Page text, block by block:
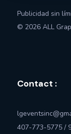
Publicidad sin
© 2026 ALL
Contact :
407-773-5775 /